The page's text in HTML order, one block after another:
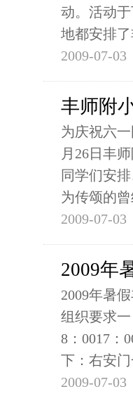
动。活动
地都安排
2009-07-03
丰师附
为庆祝六
月26日丰
同学们安
为传颂的
2009-07-03
2009年
2009年暑
组织要求
8：0017：
下：右安
2009-07-03